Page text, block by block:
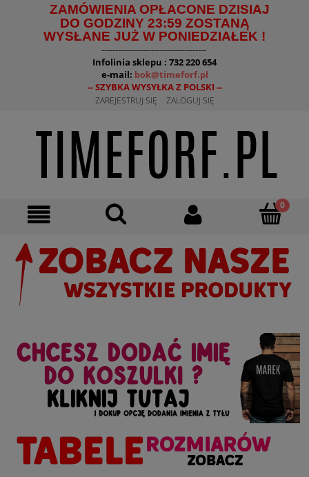
ZAMÓWIENIA OPŁACONE DZISIAJ
DO GODZINY 23:59 ZOSTANĄ
WYSŁANE JUŻ W PONIEDZIAŁEK !
--------------------------------------
Infolinia sklepu : 732 220 654
e-mail: bok@timeforf.pl
-- SZYBKA WYSYŁKA Z POLSKI --
ZAREJESTRUJ SIĘ ZALOGUJ SIĘ